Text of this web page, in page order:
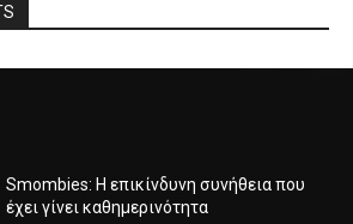
Smombies: Η επικίνδυνη συνήθεια που
έχει γίνει καθημερινότητα